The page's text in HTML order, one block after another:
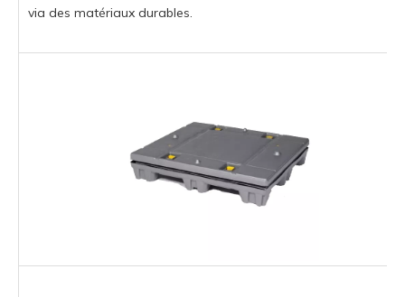
via des matériaux durables.